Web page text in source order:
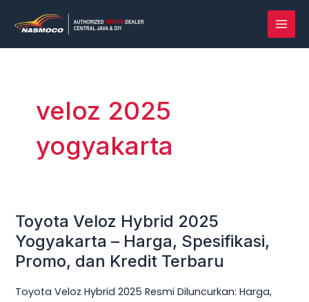
konten
veloz 2025
yogyakarta
Toyota Veloz Hybrid 2025
Yogyakarta – Harga, Spesifikasi,
Promo, dan Kredit Terbaru
Toyota Veloz Hybrid 2025 Resmi Diluncurkan: Harga,
Toyota
Veloz
Hybrid
Yogyakarta